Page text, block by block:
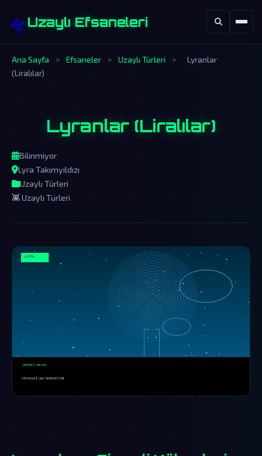
🛸Uzaylı Efsaneleri
Ana Sayfa > Efsaneler > Uzaylı Türleri >
Lyranlar
(Liralılar)
Lyranlar (Liralılar)
Bilinmiyor
Lyra Takımyıldızı
Uzaylı Türleri
👾 Uzaylı Türleri